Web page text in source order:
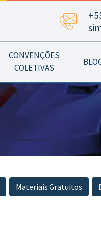
CONVENÇÕES
COLETIVAS
Materiais Gratuitos